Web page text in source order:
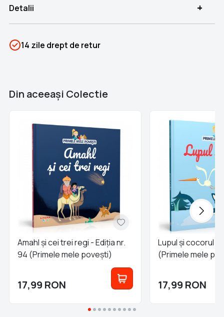
Detalii +
Categorii
Primele mele povești
14 zile drept de retur
Din aceeaşi Colectie
Amahl și cei trei regi - Ediția nr.
94 (Primele mele povești)
17,99 RON
Lupul și cocorul -
(Primele mele
17,99 RON